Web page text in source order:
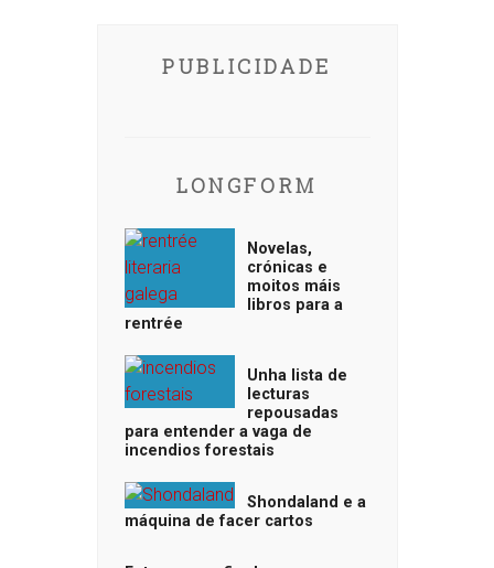
PUBLICIDADE
LONGFORM
Novelas,
crónicas e
moitos máis
libros para a
rentrée
Unha lista de
lecturas
repousadas
para entender a vaga de
incendios forestais
Shondaland e a
máquina de facer cartos